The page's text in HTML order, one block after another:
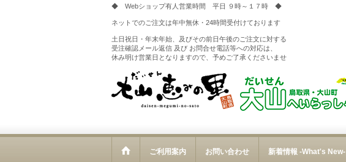
◆ Webショップ有人営業時間 平日 ９時～１７時 ◆
ネットでのご注文は年中無休・24時間受付けております
土日祝日・年末年始、及びその前日午後のご注文に対する
受注確認メール返信 及び お問合せ電話等への対応は、
休み明け営業日となりますので、予めご了承くださいませ
ご利用案内 お問い合わせ 新着情報 -What's New-